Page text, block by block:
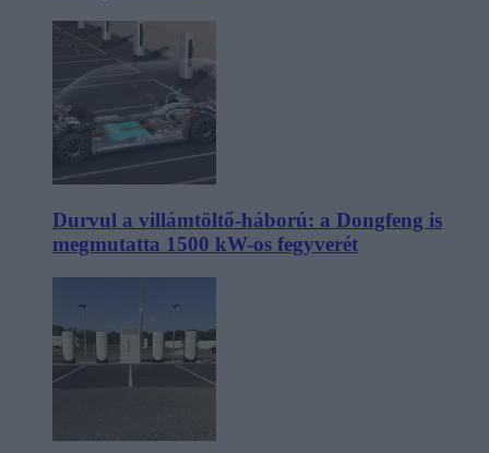
Durvul a villámtöltő-háború: a Dongfeng is
megmutatta 1500 kW-os fegyverét